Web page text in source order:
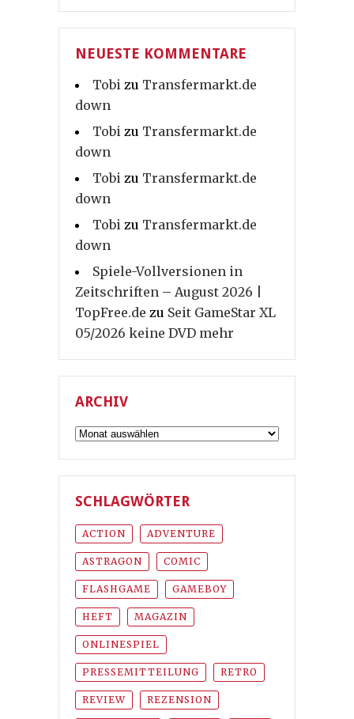
NEUESTE KOMMENTARE
Tobi zu Transfermarkt.de
down
Tobi zu Transfermarkt.de
down
Tobi zu Transfermarkt.de
down
Tobi zu Transfermarkt.de
down
Spiele-Vollversionen in
Zeitschriften – August 2026 |
TopFree.de zu Seit GameStar XL
05/2026 keine DVD mehr
ARCHIV
Archiv
SCHLAGWÖRTER
ACTION ADVENTURE
ASTRAGON COMIC
FLASHGAME GAMEBOY
HEFT MAGAZIN
ONLINESPIEL
PRESSEMITTEILUNG RETRO
REVIEW REZENSION